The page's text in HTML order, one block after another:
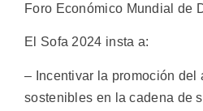
Foro Económico Mundial de
El Sofa 2024 insta a:
– Incentivar la promoción del
sostenibles en la cadena de